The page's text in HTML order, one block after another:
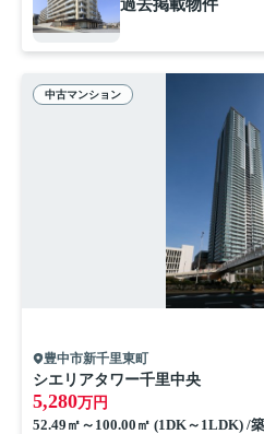
過去掲載物件
中古マンション
豊中市新千里東町
シエリアタワー千里中央
5,280万円
52.49㎡～100.00㎡ (1DK～1LDK) /